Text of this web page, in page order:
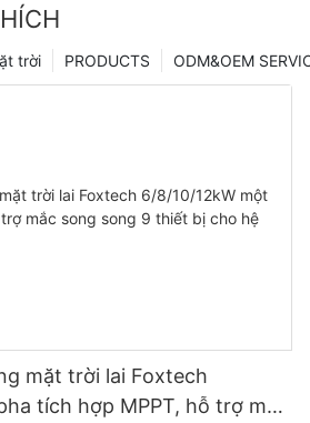
ODM&OEM
PRODUCTS
trời
mặt trời lai Foxtech
tích hợp MPPT, hỗ trợ mắc